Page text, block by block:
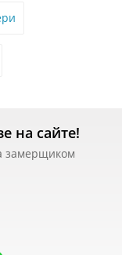
на сайте!
замерщиком